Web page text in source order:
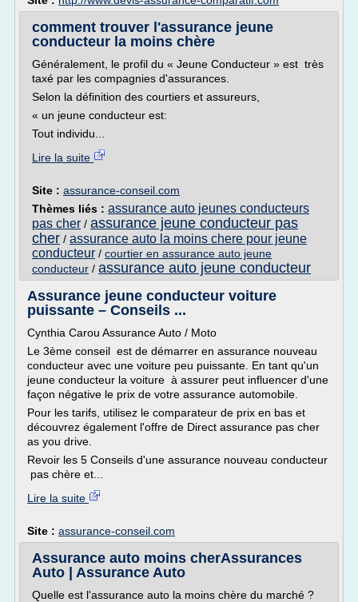
comment trouver l'assurance jeune
conducteur la moins chère
Généralement, le profil du « Jeune Conducteur » est très
taxé par les compagnies d'assurances.
Selon la définition des courtiers et assureurs,
« un jeune conducteur est:
Tout individu...
Lire la suite
Site : assurance-conseil.com
Thèmes liés : assurance auto jeunes conducteurs
pas cher / assurance jeune conducteur pas
cher / assurance auto la moins chere pour jeune
conducteur / courtier en assurance auto jeune
conducteur / assurance auto jeune conducteur
Assurance jeune conducteur voiture
puissante – Conseils ...
Cynthia Carou Assurance Auto / Moto
Le 3ème conseil est de démarrer en assurance nouveau
conducteur avec une voiture peu puissante. En tant qu'un
jeune conducteur la voiture à assurer peut influencer d'une
façon négative le prix de votre assurance automobile.
Pour les tarifs, utilisez le comparateur de prix en bas et
découvrez également l'offre de Direct assurance pas cher
as you drive.
Revoir les 5 Conseils d'une assurance nouveau conducteur
pas chère et...
Lire la suite
Site : assurance-conseil.com
Assurance auto moins cherAssurances
Auto | Assurance Auto
Quelle est l'assurance auto la moins chère du marché ?